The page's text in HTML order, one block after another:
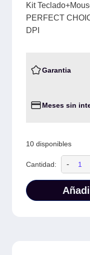
Kit
PERFECT
DPI
Garantia
Meses sin
10 disponibles
Cantidad: -